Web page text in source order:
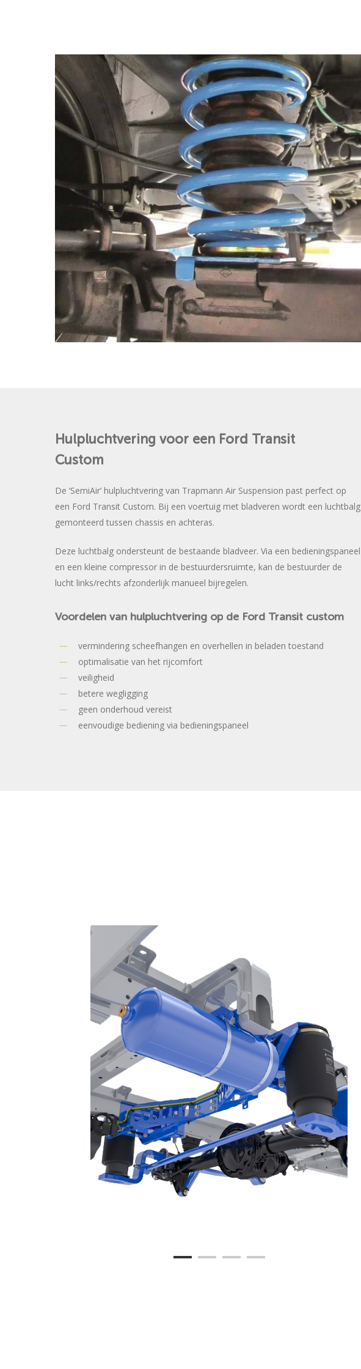
Hulpluchtvering voor een Ford Transit
Custom
De ‘SemiAir’ hulpluchtvering van Trapmann Air Suspension past perfect op
een Ford Transit Custom. Bij een voertuig met bladveren wordt een luchtbalg
gemonteerd tussen chassis en achteras.
Deze luchtbalg ondersteunt de bestaande bladveer. Via een bedieningspaneel
en een kleine compressor in de bestuurdersruimte, kan de bestuurder de
lucht links/rechts afzonderlijk manueel bijregelen.
Voordelen van hulpluchtvering op de Ford Transit custom
vermindering scheefhangen en overhellen in beladen toestand
optimalisatie van het rijcomfort
veiligheid
betere wegligging
geen onderhoud vereist
eenvoudige bediening via bedieningspaneel